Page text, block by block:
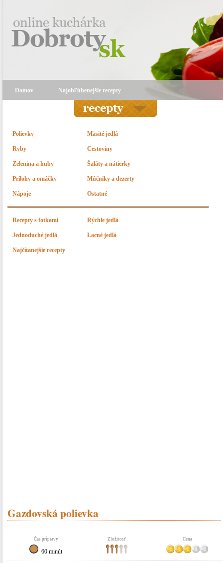
Domov Najobľúbenejšie recepty
Polievky Mäsité jedlá
Ryby Cestoviny
Zelenina a huby Šaláty a nátierky
Prílohy a omáčky Múčniky a dezerty
Nápoje Ostatné
Recepty s fotkami Rýchle jedlá
Jednoduché jedlá Lacné jedlá
Najčítanejšie recepty
Gazdovská polievka
Čas prípravy Zložitosť Cena
60 minút